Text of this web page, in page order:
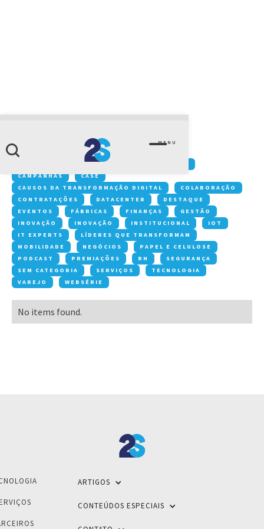
MENU
home-carousel
ACONTECE NA 2S
CAMPANHAS
CASE
CAUSOS DA TRANSFORMAÇÃO DIGITAL
COLABORAÇÃO
CONTRATAÇÕES
DATACENTER
DESTAQUE
EVENTOS
FÁBRICAS FINANÇAS
GESTÃO
INOVAÇÃO
INOVAÇÃO INSTITUCIONAL
IOT
IT EXPERTS
LÍDERES QUE TRANSFORMAM
MOBILIDADE
NEGÓCIOS
PAPEL E CELULOSE
PODCAST
PREMIAÇÕES RH
SEGURANÇA
SEM CATEGORIA
SERVIÇOS
TECNOLOGIA
VAREJO
WEBSÉRIE
No items found.
ARTIGOS
CONTEÚDOS ESPECIAIS